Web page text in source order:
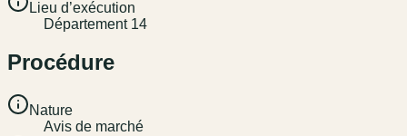
Lieu d’exécution
Département 14
Procédure
Nature
Avis de marché